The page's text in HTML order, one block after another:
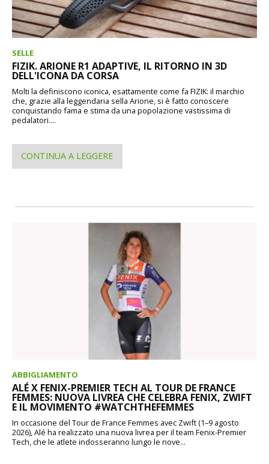
SELLE
FIZIK. ARIONE R1 ADAPTIVE, IL RITORNO IN 3D
DELL'ICONA DA CORSA
Molti la definiscono iconica, esattamente come fa FIZIK: il marchio
che, grazie alla leggendaria sella Arione, si è fatto conoscere
conquistando fama e stima da una popolazione vastissima di
pedalatori....
CONTINUA A LEGGERE
ABBIGLIAMENTO
ALÉ X FENIX-PREMIER TECH AL TOUR DE FRANCE
FEMMES: NUOVA LIVREA CHE CELEBRA FENIX, ZWIFT
E IL MOVIMENTO #WATCHTHEFEMMES
In occasione del Tour de France Femmes avec Zwift (1–9 agosto
2026), Alé ha realizzato una nuova livrea per il team Fenix-Premier
Tech, che le atlete indosseranno lungo le nove...